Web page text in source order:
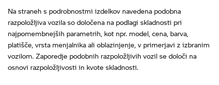
Na straneh s podrobnostmi izdelkov navedena podobna
razpoložljiva vozila so določena na podlagi skladnosti pri
najpomembnejših parametrih, kot npr. model, cena, barva,
platišče, vrsta menjalnika ali oblazinjenje, v primerjavi z izbranim
vozilom. Zaporedje podobnih razpoložljivih vozil se določi na
osnovi razpoložljivosti in kvote skladnosti.